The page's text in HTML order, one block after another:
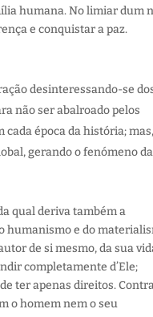
humana. No limiar dum
e conquistar a paz.
desinteressando-se
não ser abalroado pelos
época da história; mas,
gerando o fenómeno da
qual deriva também a
humanismo e do
de si mesmo, da sua
completamente d’Ele;
ter apenas direitos.
o homem nem o seu